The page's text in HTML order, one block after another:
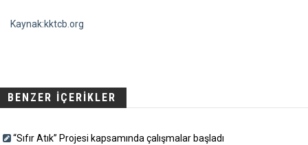
Kaynak:kktcb.org
BENZER İÇERİKLER
“Sıfır Atık” Projesi kapsamında çalışmalar başladı